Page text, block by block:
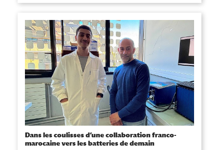
Dans les coulisses d’une collaboration franco-
marocaine vers les batteries de demain